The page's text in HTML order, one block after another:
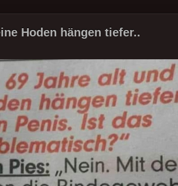
Hoden hängen tiefer..